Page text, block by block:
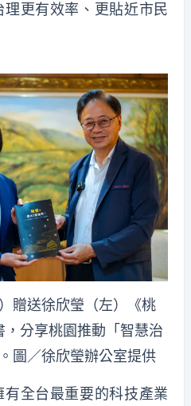
更有效率、更貼近市民
贈送徐欣瑩（左）《桃
，分享桃園推動「智慧治
圖／徐欣瑩辦公室提供
全台最重要的科技產業